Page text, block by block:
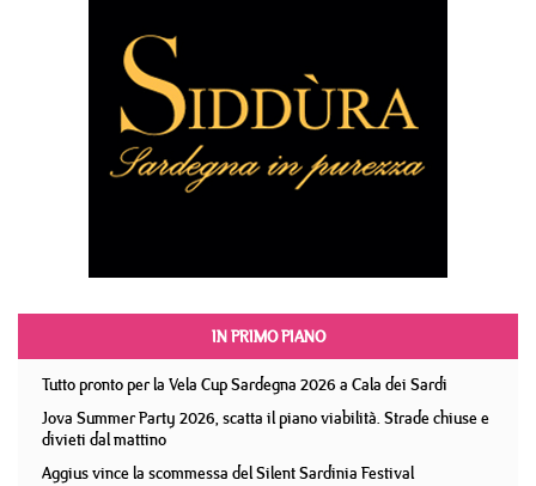
IN PRIMO PIANO
Tutto pronto per la Vela Cup Sardegna 2026 a Cala dei Sardi
Jova Summer Party 2026, scatta il piano viabilità. Strade chiuse e
divieti dal mattino
Aggius vince la scommessa del Silent Sardinia Festival